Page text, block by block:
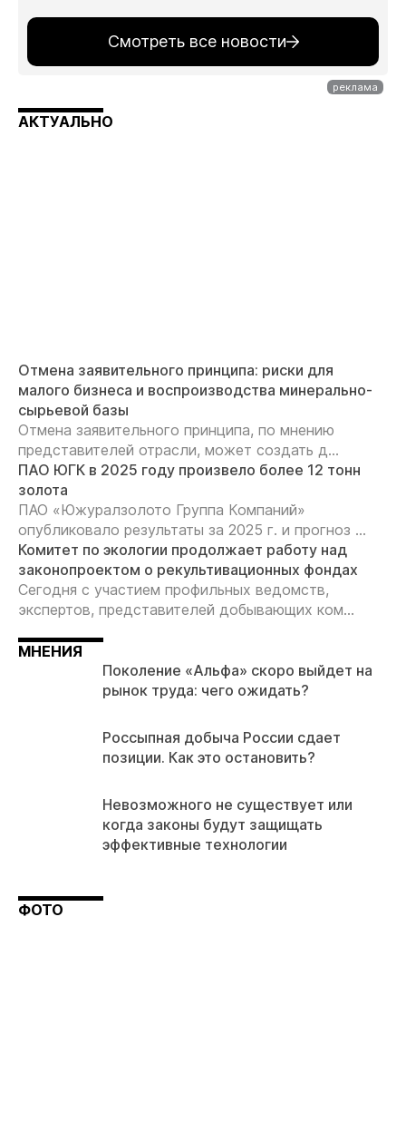
Смотреть все новости
АКТУАЛЬНО
Отмена заявительного принципа: риски для
малого бизнеса и воспроизводства минерально-
сырьевой базы
Отмена заявительного принципа, по мнению
представителей отрасли, может создать д...
ПАО ЮГК в 2025 году произвело более 12 тонн
золота
ПАО «Южуралзолото Группа Компаний»
опубликовало результаты за 2025 г. и прогноз ...
Комитет по экологии продолжает работу над
законопроектом о рекультивационных фондах
Сегодня с участием профильных ведомств,
экспертов, представителей добывающих ком...
МНЕНИЯ
Поколение «Альфа» скоро выйдет на
рынок труда: чего ожидать?
Россыпная добыча России сдает
позиции. Как это остановить?
Невозможного не существует или
когда законы будут защищать
эффективные технологии
ФОТО